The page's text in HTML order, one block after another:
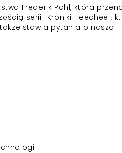
Frederik Pohl, która
serii "Kroniki Heechee",
stawia pytania o naszą